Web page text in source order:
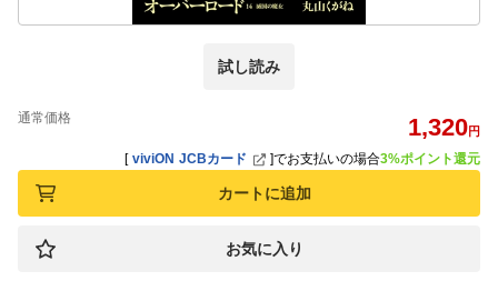
試し読み
通常価格 1,320円
[ viviON JCBカード ]でお支払いの場合3%ポイント還元
カートに追加
お気に入り